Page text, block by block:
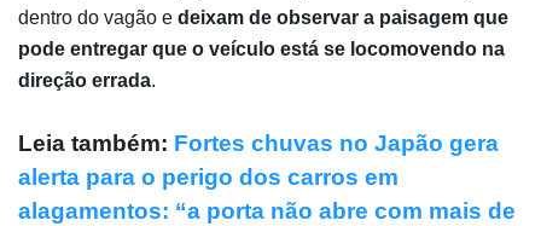
dentro do vagão e deixam de observar a paisagem que
pode entregar que o veículo está se locomovendo na
direção errada.
Leia também: Fortes chuvas no Japão gera
alerta para o perigo dos carros em
alagamentos: “a porta não abre com mais de